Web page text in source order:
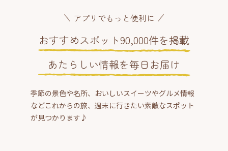
アプリでもっと便利に
おすすめスポット90,000件を掲載
あたらしい情報を毎日お届け
季節の景色や名所、おいしいスイーツやグルメ情報
などこれからの旅、週末に行きたい素敵なスポット
が見つかります♪